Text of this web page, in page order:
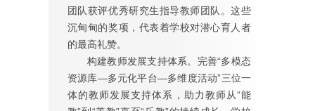
团队获评优秀研究生指导教师团队。这些
沉甸甸的奖项，代表着学校对潜心育人者
的最高礼赞。
构建教师发展支持体系。完善“多模态
资源库—多元化平台—多维度活动”三位一
体的教师发展支持体系，助力教师从“能